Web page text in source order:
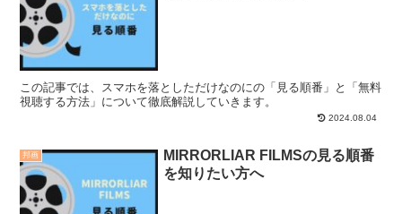
この記事では、スマホを落としただけなのにの「見る順番」と「無料
視聴する方法」について徹底解説していきます。
2024.08.04
邦画
MIRRORLIAR FILMSの見る順番
を知りたい方へ